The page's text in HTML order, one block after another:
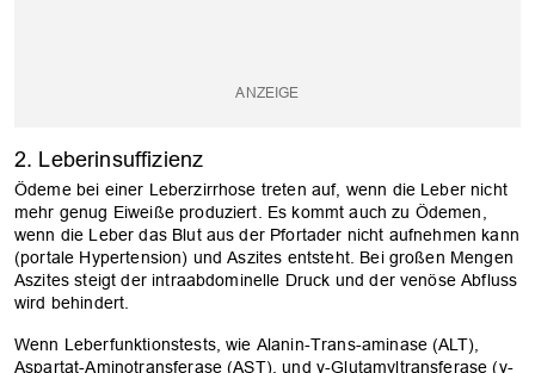
2. Leberinsuffizienz
Ödeme bei einer Leberzirrhose treten auf, wenn die Leber nicht
mehr genug Eiweiße produziert. Es kommt auch zu Ödemen,
wenn die Leber das Blut aus der Pfortader nicht aufnehmen kann
(portale Hypertension) und Aszites entsteht. Bei großen Mengen
Aszites steigt der intraabdominelle Druck und der venöse Abfluss
wird behindert.
Wenn Leberfunktionstests, wie Alanin-Trans-aminase (ALT),
Aspartat-Aminotransferase (AST), und γ-Glutamyltransferase (γ-